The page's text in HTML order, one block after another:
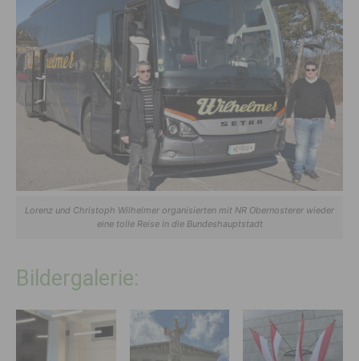
Lorenz und Christoph Wilhelmer organisierten mit NR Obernosterer wieder
eine tolle Reise in die Bundeshauptstadt
Bildergalerie: